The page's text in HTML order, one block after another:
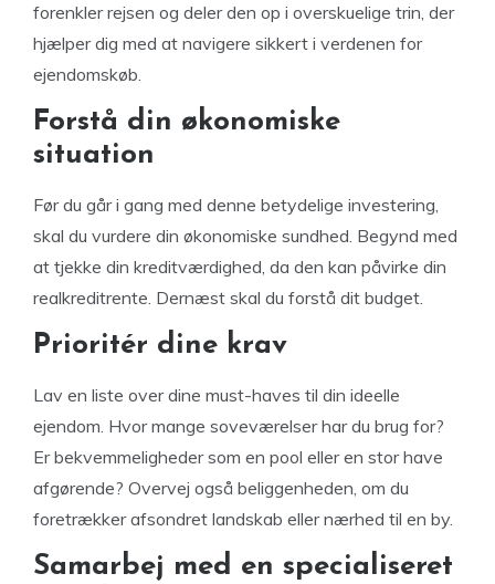
forenkler rejsen og deler den op i overskuelige trin, der
hjælper dig med at navigere sikkert i verdenen for
ejendomskøb.
Forstå din økonomiske
situation
Før du går i gang med denne betydelige investering,
skal du vurdere din økonomiske sundhed. Begynd med
at tjekke din kreditværdighed, da den kan påvirke din
realkreditrente. Dernæst skal du forstå dit budget.
Prioritér dine krav
Lav en liste over dine must-haves til din ideelle
ejendom. Hvor mange soveværelser har du brug for?
Er bekvemmeligheder som en pool eller en stor have
afgørende? Overvej også beliggenheden, om du
foretrækker afsondret landskab eller nærhed til en by.
Samarbej med en specialiseret